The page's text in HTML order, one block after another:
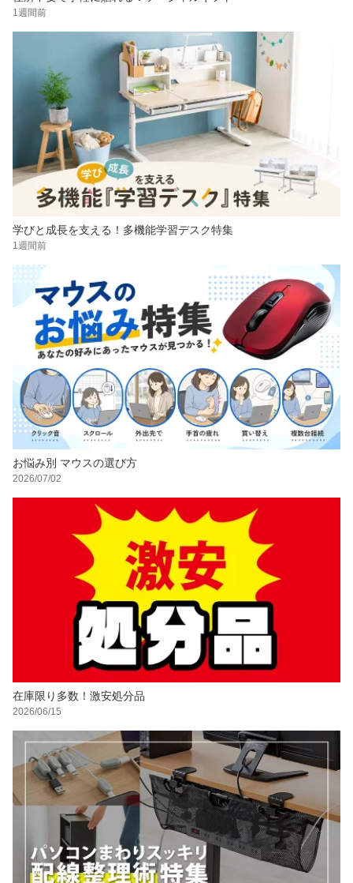
1週間前
学びと成長を支える！多機能学習デスク特集
1週間前
お悩み別 マウスの選び方
2026/07/02
在庫限り多数！激安処分品
2026/06/15